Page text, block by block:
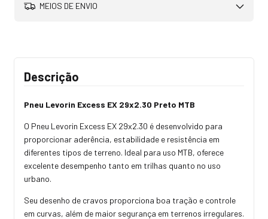
MEIOS DE ENVIO
Descrição
Pneu Levorin Excess EX 29x2.30 Preto MTB
O Pneu Levorin Excess EX 29x2.30 é desenvolvido para
proporcionar aderência, estabilidade e resistência em
diferentes tipos de terreno. Ideal para uso MTB, oferece
excelente desempenho tanto em trilhas quanto no uso
urbano.
Seu desenho de cravos proporciona boa tração e controle
em curvas, além de maior segurança em terrenos irregulares.